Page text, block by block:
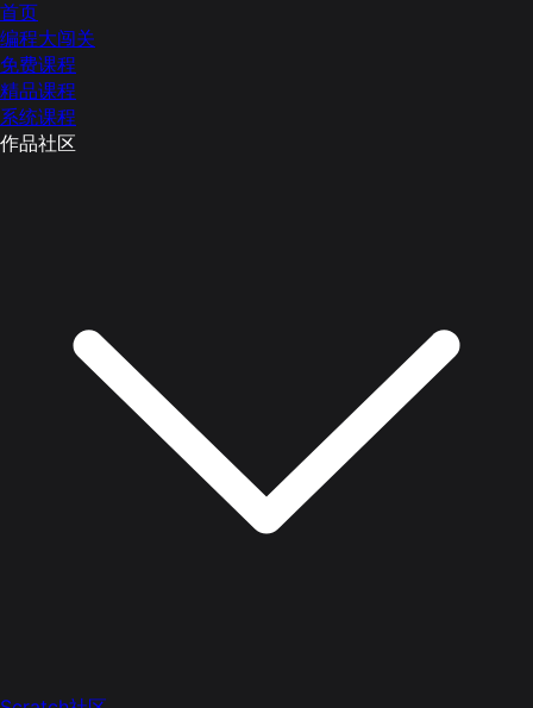
首页
编程大闯关
免费课程
精品课程
系统课程
作品社区